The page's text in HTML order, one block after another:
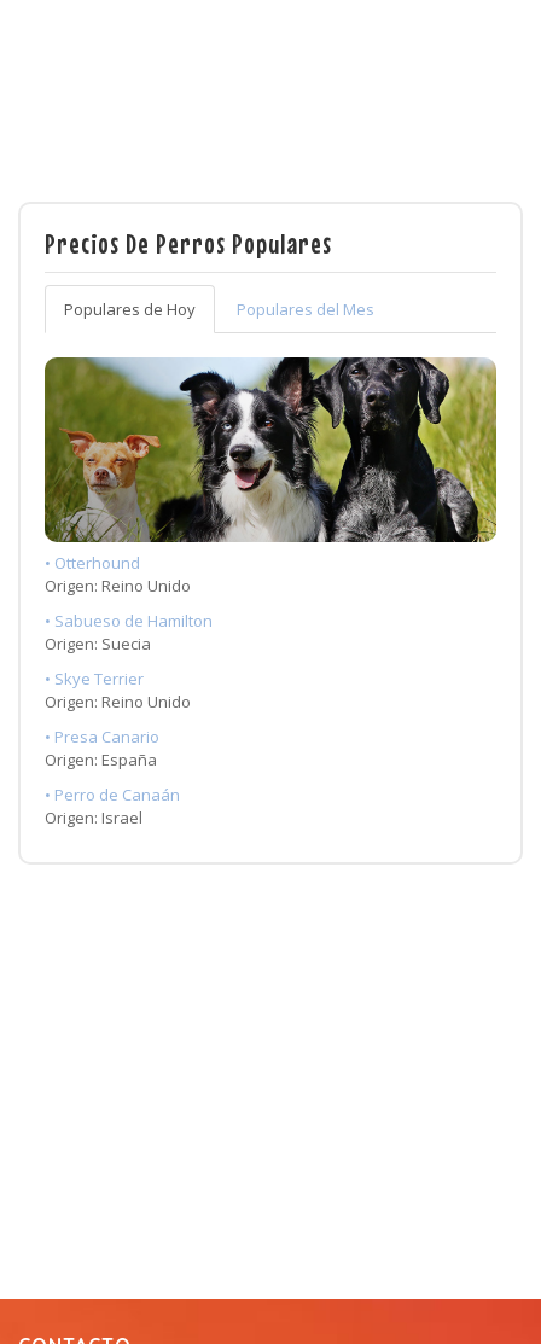
Precios De Perros Populares
Populares de Hoy Populares del Mes
• Otterhound
Origen: Reino Unido
• Sabueso de Hamilton
Origen: Suecia
• Skye Terrier
Origen: Reino Unido
• Presa Canario
Origen: España
• Perro de Canaán
Origen: Israel